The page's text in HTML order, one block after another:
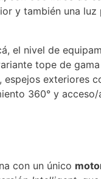
y también una
el nivel de
tope de
exteriores
360° y
con un único